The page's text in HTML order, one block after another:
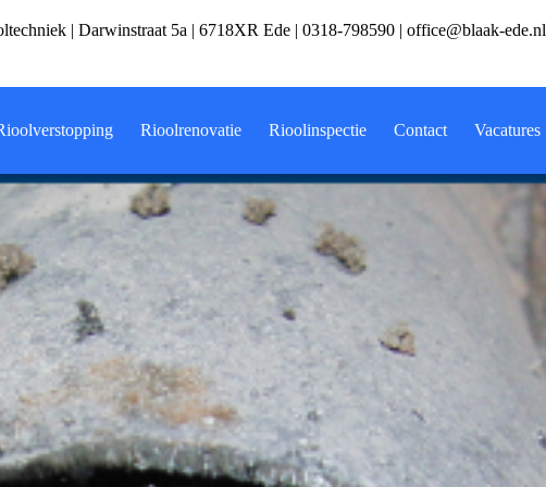
| Darwinstraat 5a | 6718XR Ede | 0318-798590 | office@blaak-ede.nl
Rioolrenovatie Rioolinspectie Contact Vacatures